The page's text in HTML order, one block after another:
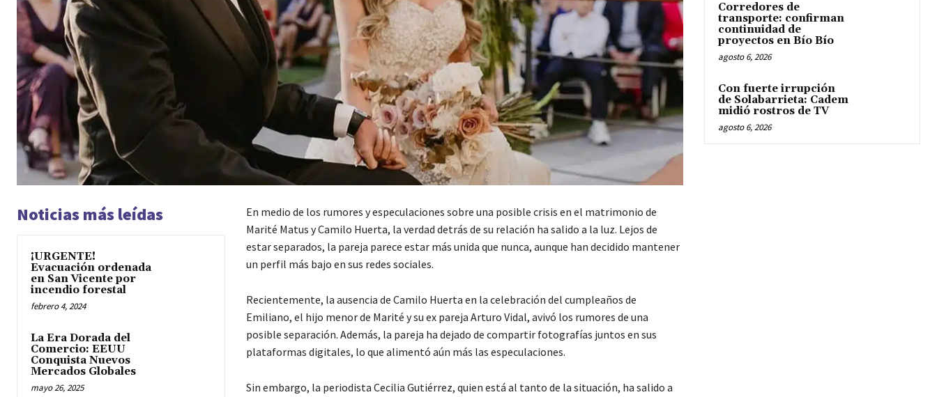
Noticias más leídas
¡URGENTE!
Evacuación ordenada
en San Vicente por
incendio forestal
febrero 4, 2024
La Era Dorada del
Comercio: EEUU
Conquista Nuevos
Mercados Globales
mayo 26, 2025
En medio de los rumores y especulaciones sobre una posible crisis en el matrimonio de
Marité Matus y Camilo Huerta, la verdad detrás de su relación ha salido a la luz. Lejos de
estar separados, la pareja parece estar más unida que nunca, aunque han decidido mantener
un perfil más bajo en sus redes sociales.
Recientemente, la ausencia de Camilo Huerta en la celebración del cumpleaños de
Emiliano, el hijo menor de Marité y su ex pareja Arturo Vidal, avivó los rumores de una
posible separación. Además, la pareja ha dejado de compartir fotografías juntos en sus
plataformas digitales, lo que alimentó aún más las especulaciones.
Sin embargo, la periodista Cecilia Gutiérrez, quien está al tanto de la situación, ha salido a
Corredores de
transporte: confirman
continuidad de
proyectos en Bío Bío
agosto 6, 2026
Con fuerte irrupción
de Solabarrieta: Cadem
midió rostros de TV
agosto 6, 2026